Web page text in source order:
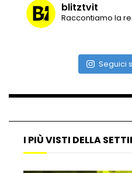
blitztvit
Raccontiamo la
Seguici
I PIÙ VISTI DELLA